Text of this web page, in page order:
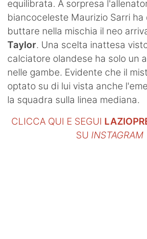
equilibrata. A sorpresa
biancoceleste Maurizio Sarri ha
buttare nella mischia il neo
Taylor. Una scelta inattesa
calciatore olandese ha solo un
nelle gambe. Evidente che il
optato su di lui vista anche
la squadra sulla linea mediana.
CLICCA QUI E SEGUI
SU INSTAGRAM